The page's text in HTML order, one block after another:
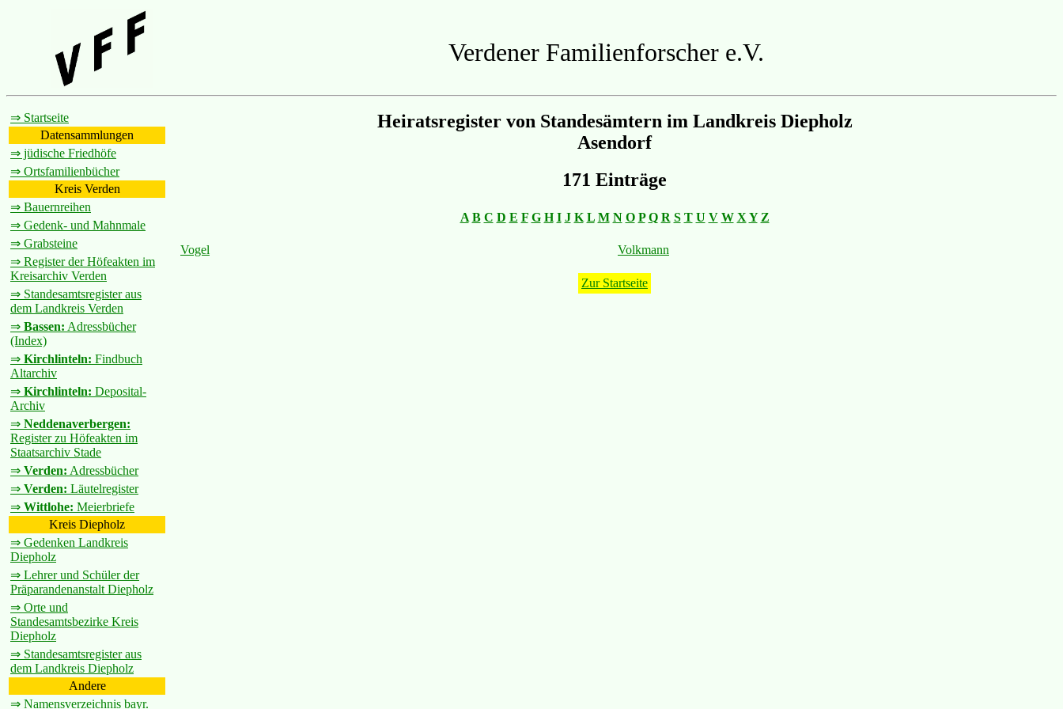
Verdener Familienforscher e.V.
⇒ Startseite
Datensammlungen
⇒ jüdische Friedhöfe
⇒ Ortsfamilienbücher
Kreis Verden
⇒ Bauernreihen
⇒ Gedenk- und Mahnmale
⇒ Grabsteine
⇒ Register der Höfeakten im
Kreisarchiv Verden
⇒ Standesamtsregister aus
dem Landkreis Verden
⇒ Bassen: Adressbücher
(Index)
⇒ Kirchlinteln: Findbuch
Altarchiv
⇒ Kirchlinteln: Deposital-
Archiv
⇒ Neddenaverbergen:
Register zu Höfeakten im
Staatsarchiv Stade
⇒ Verden: Adressbücher
⇒ Verden: Läutelregister
⇒ Wittlohe: Meierbriefe
Kreis Diepholz
⇒ Gedenken Landkreis
Diepholz
⇒ Lehrer und Schüler der
Präparandenanstalt Diepholz
⇒ Orte und
Standesamtsbezirke Kreis
Diepholz
⇒ Standesamtsregister aus
dem Landkreis Diepholz
Andere
⇒ Namensverzeichnis bayr.
Heiratsregister von Standesämtern im Landkreis Diepholz
Asendorf
171 Einträge
A B C D E F G H I J K L M N O P Q R S T U V W X Y Z
Vogel Volkmann
Zur Startseite